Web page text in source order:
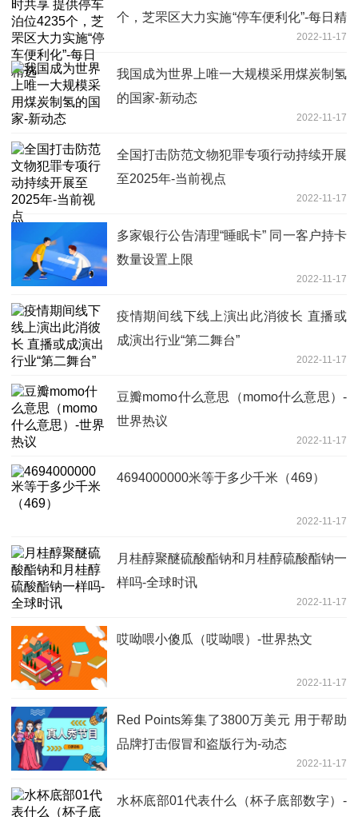
个，芝罘区大力实施“停车便利化”-每日精
2022-11-17
我国成为世界上唯一大规模采用煤炭制氢
的国家-新动态
2022-11-17
全国打击防范文物犯罪专项行动持续开展
至2025年-当前视点
2022-11-17
多家银行公告清理“睡眠卡” 同一客户持卡
数量设置上限
2022-11-17
疫情期间线下线上演出此消彼长 直播或
成演出行业“第二舞台”
2022-11-17
豆瓣momo什么意思（momo什么意思）-
世界热议
2022-11-17
4694000000米等于多少千米（469）
2022-11-17
月桂醇聚醚硫酸酯钠和月桂醇硫酸酯钠一
样吗-全球时讯
2022-11-17
哎呦喂小傻瓜（哎呦喂）-世界热文
2022-11-17
Red Points筹集了3800万美元 用于帮助
品牌打击假冒和盗版行为-动态
2022-11-17
水杯底部01代表什么（杯子底部数字）-